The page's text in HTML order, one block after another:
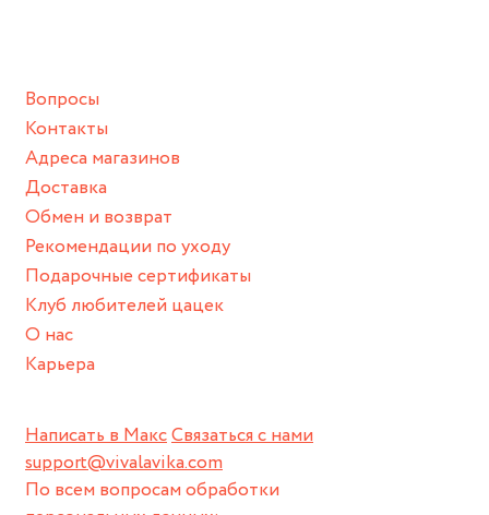
Написать в МаксСвязаться с нами
support@vivalavika.com
По всем вопросам обработки
Вопросы
Контакты
Адреса магазинов
Доставка
Обмен и возврат
Рекомендации по уходу
Подарочные сертификаты
Клуб любителей цацек
О нас
Карьера